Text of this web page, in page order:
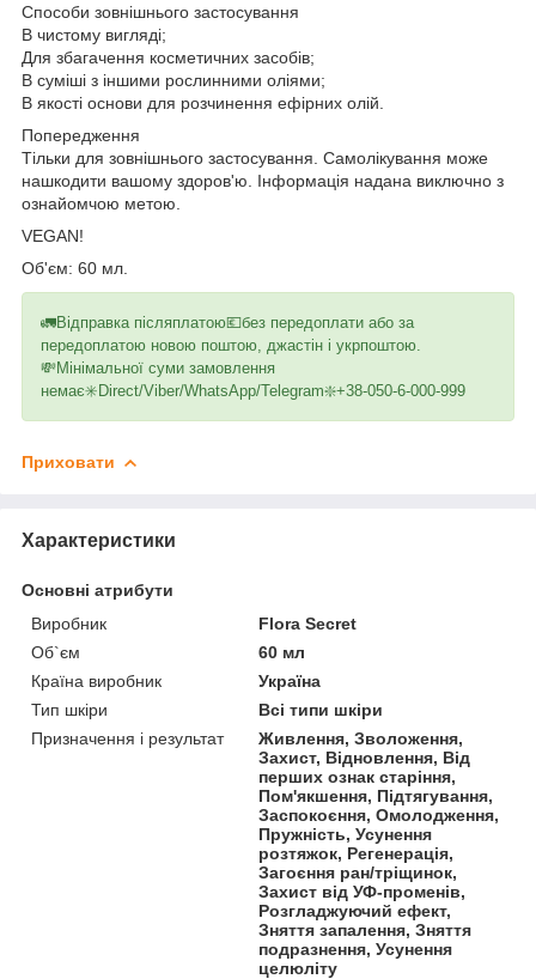
Способи зовнішнього застосування
В чистому вигляді;
Для збагачення косметичних засобів;
В суміші з іншими рослинними оліями;
В якості основи для розчинення ефірних олій.
Попередження
Тільки для зовнішнього застосування. Самолікування може
нашкодити вашому здоров'ю. Інформація надана виключно з
ознайомчою метою.
VEGAN!
Об'єм: 60 мл.
🚛Відправка післяплатою💶без передоплати або за
передоплатою новою поштою, джастін і укрпоштою.
💸Мінімальної суми замовлення
немає✳️Direct/Viber/WhatsApp/Telegram❇️+38-050-6-000-999
Приховати
Характеристики
Основні атрибути
Виробник
Flora Secret
Об`єм
60 мл
Країна виробник
Україна
Тип шкіри
Всі типи шкіри
Призначення і результат
Живлення, Зволоження,
Захист, Відновлення, Від
перших ознак старіння,
Пом'якшення, Підтягування,
Заспокоєння, Омолодження,
Пружність, Усунення
розтяжок, Регенерація,
Загоєння ран/тріщинок,
Захист від УФ-променів,
Розгладжуючий ефект,
Зняття запалення, Зняття
подразнення, Усунення
целюліту